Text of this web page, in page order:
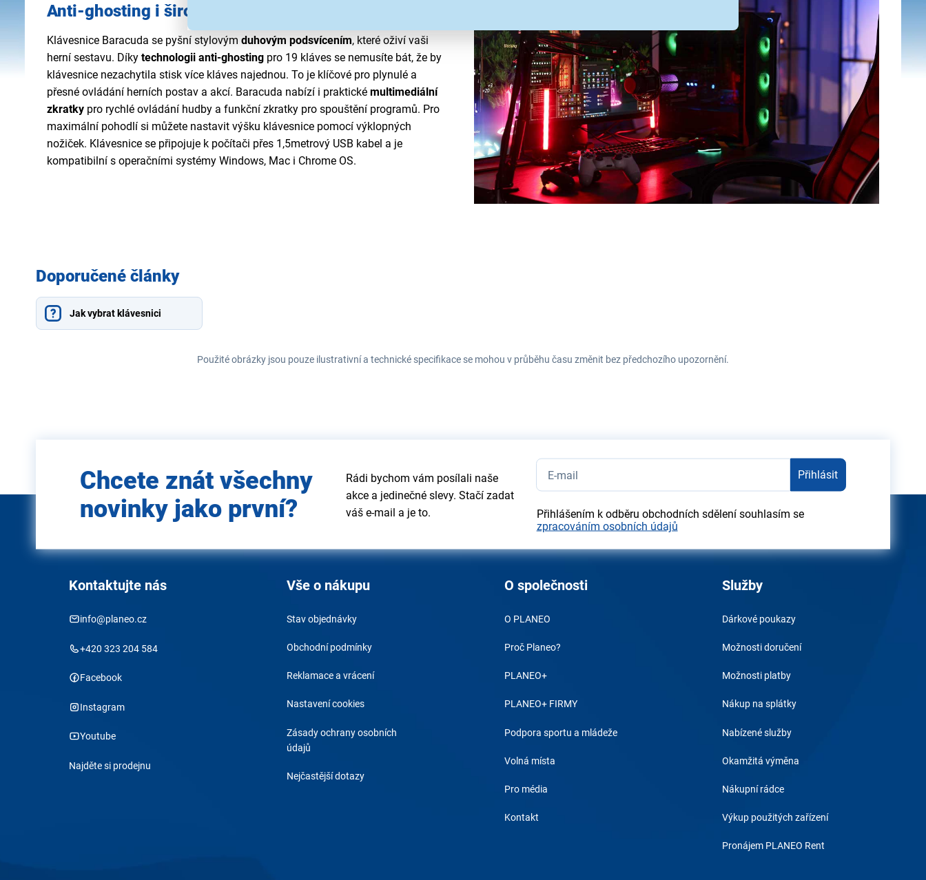
Anti-ghosting i široká kompatibilita
Klávesnice Baracuda se pyšní stylovým duhovým podsvícením, které oživí vaši
herní sestavu. Díky technologii anti-ghosting pro 19 kláves se nemusíte bát, že by
klávesnice nezachytila stisk více kláves najednou. To je klíčové pro plynulé a
přesné ovládání herních postav a akcí. Baracuda nabízí i praktické multimediální
zkratky pro rychlé ovládání hudby a funkční zkratky pro spouštění programů. Pro
maximální pohodlí si můžete nastavit výšku klávesnice pomocí výklopných
nožiček. Klávesnice se připojuje k počítači přes 1,5metrový USB kabel a je
kompatibilní s operačními systémy Windows, Mac i Chrome OS.
Doporučené články
Jak vybrat klávesnici
Použité obrázky jsou pouze ilustrativní a technické specifikace se mohou v průběhu času změnit bez předchozího upozornění.
e-mail
Chcete znát všechny
novinky jako první?
Rádi bychom vám posílali naše
akce a jedinečné slevy. Stačí zadat
váš e-mail a je to.
Přihlásit
Přihlášením k odběru obchodních sdělení souhlasím se
zpracováním osobních údajů
Kontaktujte nás
info@planeo.cz
+420 323 204 584
Facebook
Instagram
Youtube
Najděte si prodejnu
Vše o nákupu
Stav objednávky
Obchodní podmínky
Reklamace a vrácení
Nastavení cookies
Zásady ochrany osobních
údajů
Nejčastější dotazy
O společnosti
O PLANEO
Proč Planeo?
PLANEO+
PLANEO+ FIRMY
Podpora sportu a mládeže
Volná místa
Pro média
Kontakt
Služby
Dárkové poukazy
Možnosti doručení
Možnosti platby
Nákup na splátky
Nabízené služby
Okamžitá výměna
Nákupní rádce
Výkup použitých zařízení
Pronájem PLANEO Rent